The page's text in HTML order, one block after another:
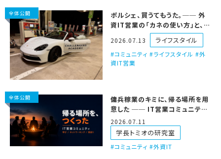
全体公開
ポルシェ、買うてもうた。── 外
資IT営業の「カネの使い方」と、
ECS号ツアーの話
2026.07.13 ライフスタイル
コミュニティ #ライフスタイル #外
資IT営業
全体公開
傭兵稼業のキミに、帰る場所を用
意した ── IT営業コミュニティ、
仲間を募集するで
2026.07.11
学長トミオの研究室
コミュニティ #外資IT